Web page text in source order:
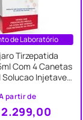
de Laboratório
Tirzepatida
Com 4 Canetas
Injetavel
partir de
2.299,00